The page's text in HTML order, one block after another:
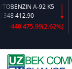
A-92 K5
412.90
-440 475.99(2.62%)